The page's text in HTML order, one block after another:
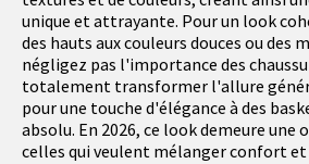
unique et attrayante. Pour un look
des hauts aux couleurs douces ou des
négligez pas l'importance des
totalement transformer l'allure
pour une touche d'élégance à des
absolu. En 2026, ce look demeure une
celles qui veulent mélanger confort